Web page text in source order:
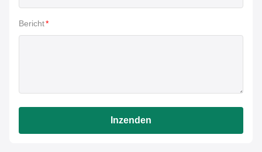
Bericht*
Inzenden